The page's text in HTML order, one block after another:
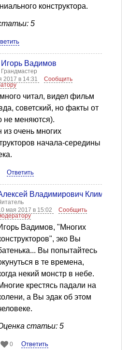
конструктора.
5
Игорь Вадимов
Грандмастер
2017 в 14:31
Сообщить
читал, видел фильм
советский, но факты от
не меняются).
из очень многих
начала-середины
Ответить
Владимирович Климиксеев
мая 2017 в 15:02
Сообщить
Вадимов, "Многих
эко Вы
Вы попытайтесь
в те времена,
некий монстр в небе.
крестясь падали на
а Вы эдак об этом
статьи: 5
0 Ответить